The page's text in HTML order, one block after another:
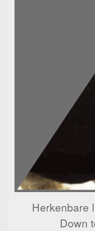
Herkenbare
Down